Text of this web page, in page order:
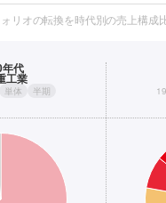
リオの転換を時代別の売上構成
代
工業
単体 半期